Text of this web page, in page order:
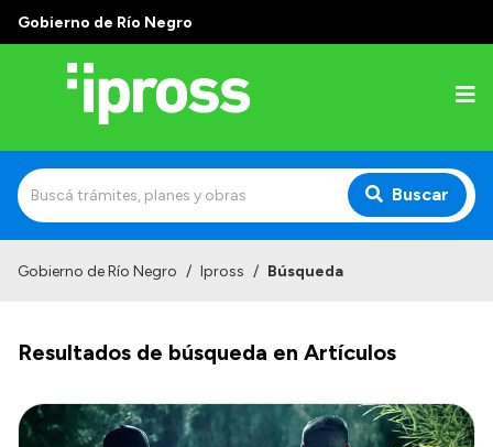
Gobierno de Río Negro
Buscar
¿Qué es IPROSS?
Autoridades
Delegaciones
Gobierno de Río Negro / Ipross / Búsqueda
Resultados de búsqueda en Artículos